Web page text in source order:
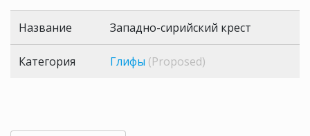
Название Западно-сирийский крест
Категория Глифы (Proposed)